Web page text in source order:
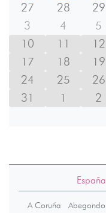
27
28 29
3
4 5
10
11 12
17
18 19
24
25 26
31
1 2
España
A Coruña Abegondo